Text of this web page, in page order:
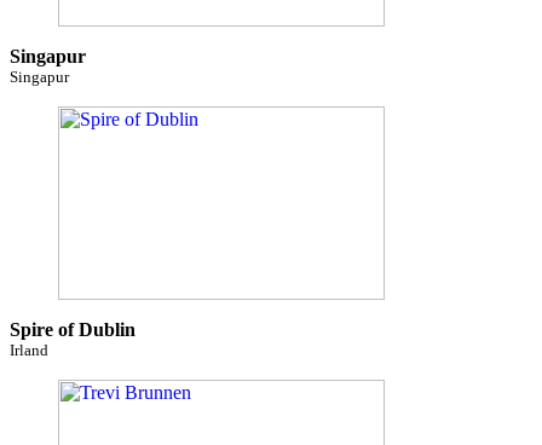
Singapur
Singapur
Spire of Dublin
Irland